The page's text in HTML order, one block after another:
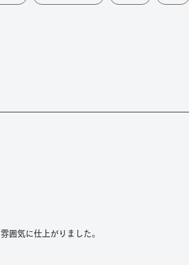
囲気に仕上がりました。